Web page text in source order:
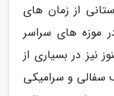
از زمان های
موزه های سراسر
در بسیاری از
سفالی و سرامیکی